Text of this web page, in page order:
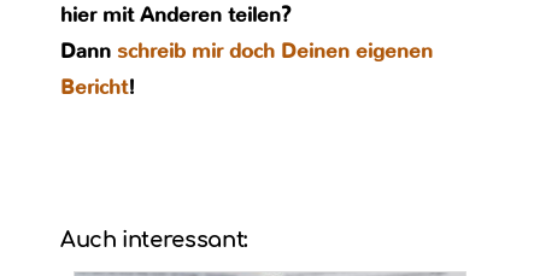
hier mit Anderen teilen?
Dann schreib mir doch Deinen eigenen
Bericht!
Auch interessant: